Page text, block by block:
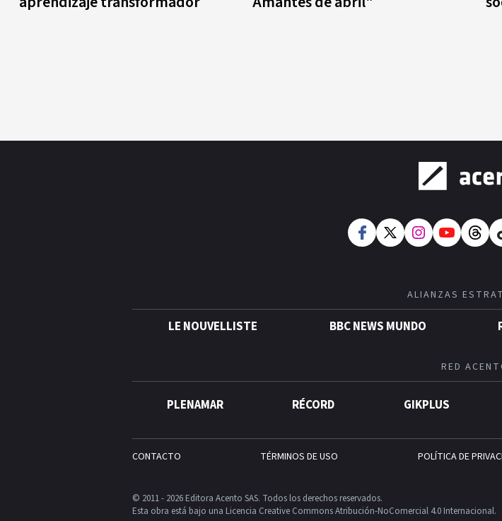
ALIANZAS
LE NOUVELLISTE BBC NEWS MUNDO
RED
PLENAMAR RÉCORD GIKPLUS
CONTACTO TÉRMINOS DE USO POLÍTICA DE
© 2011 - 2026 Editora Acento SAS. Todos los derechos reservados.
Esta obra está bajo una Licencia Creative Commons Atribución-NoComercial 4.0 Internacional.